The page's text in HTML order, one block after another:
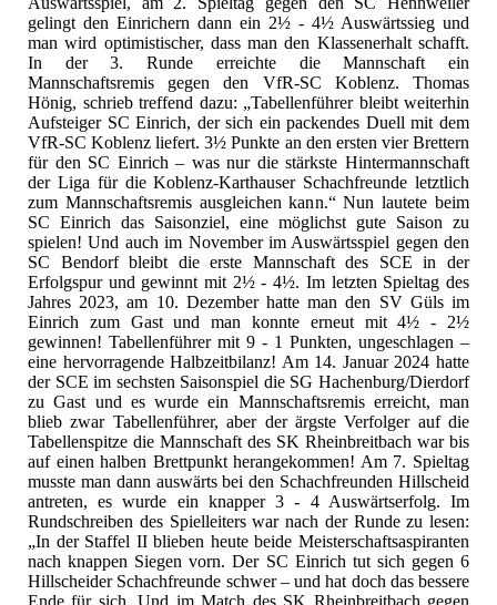
gelingt den Einrichern dann ein 2½ - 4½ Auswärtssieg und
man wird optimistischer, dass man den Klassenerhalt schafft.
In der 3. Runde erreichte die Mannschaft ein
Mannschaftsremis gegen den VfR-SC Koblenz. Thomas
Hönig, schrieb treffend dazu: „Tabellenführer bleibt weiterhin
Aufsteiger SC Einrich, der sich ein packendes Duell mit dem
VfR-SC Koblenz liefert. 3½ Punkte an den ersten vier Brettern
für den SC Einrich – was nur die stärkste Hintermannschaft
der Liga für die Koblenz-Karthauser Schachfreunde letztlich
zum Mannschaftsremis ausgleichen kann.“ Nun lautete beim
SC Einrich das Saisonziel, eine möglichst gute Saison zu
spielen! Und auch im November im Auswärtsspiel gegen den
SC Bendorf bleibt die erste Mannschaft des SCE in der
Erfolgspur und gewinnt mit 2½ - 4½. Im letzten Spieltag des
Jahres 2023, am 10. Dezember hatte man den SV Güls im
Einrich zum Gast und man konnte erneut mit 4½ - 2½
gewinnen! Tabellenführer mit 9 - 1 Punkten, ungeschlagen –
eine hervorragende Halbzeitbilanz! Am 14. Januar 2024 hatte
der SCE im sechsten Saisonspiel die SG Hachenburg/Dierdorf
zu Gast und es wurde ein Mannschaftsremis erreicht, man
blieb zwar Tabellenführer, aber der ärgste Verfolger auf die
Tabellenspitze die Mannschaft des SK Rheinbreitbach war bis
auf einen halben Brettpunkt herangekommen! Am 7. Spieltag
musste man dann auswärts bei den Schachfreunden Hillscheid
antreten, es wurde ein knapper 3 - 4 Auswärtserfolg. Im
Rundschreiben des Spielleiters war nach der Runde zu lesen:
„In der Staffel II blieben heute beide Meisterschaftsaspiranten
nach knappen Siegen vorn. Der SC Einrich tut sich gegen 6
Hillscheider Schachfreunde schwer – und hat doch das bessere